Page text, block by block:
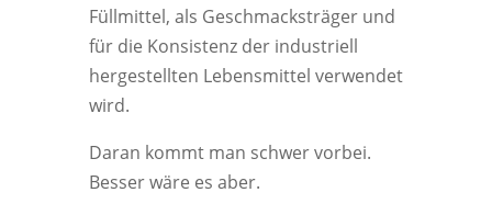
Füllmittel, als Geschmacksträger und
für die Konsistenz der industriell
hergestellten Lebensmittel verwendet
wird.
Daran kommt man schwer vorbei.
Besser wäre es aber.